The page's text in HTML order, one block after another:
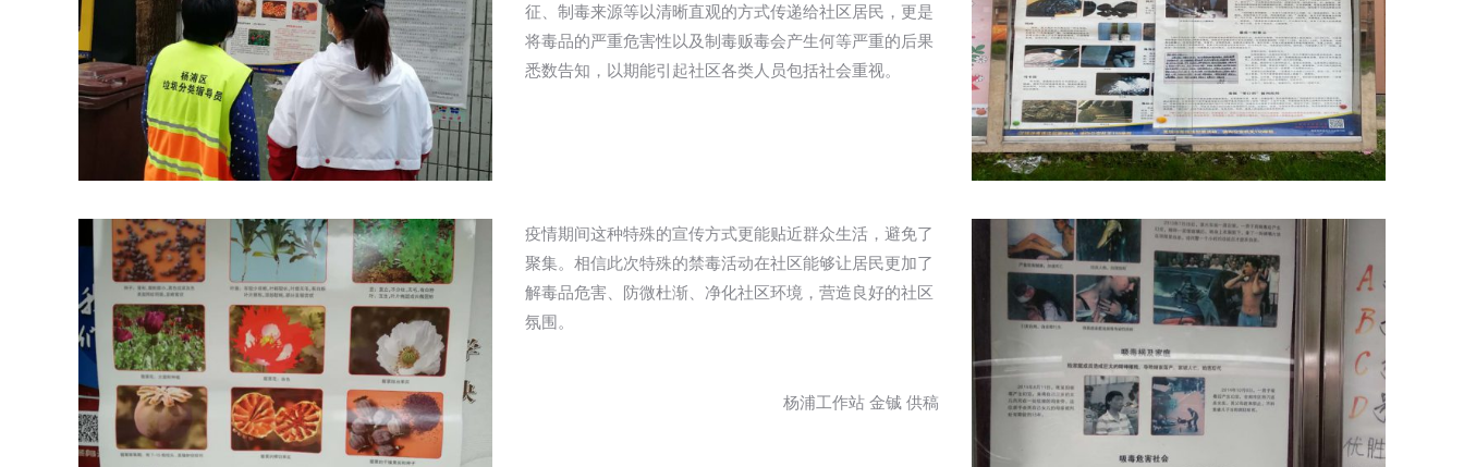
征、制毒来源等以清晰直观的方式传递给社区居民，更是
将毒品的严重危害性以及制毒贩毒会产生何等严重的后果
悉数告知，以期能引起社区各类人员包括社会重视。
疫情期间这种特殊的宣传方式更能贴近群众生活，避免了
聚集。相信此次特殊的禁毒活动在社区能够让居民更加了
解毒品危害、防微杜渐、净化社区环境，营造良好的社区
氛围。
杨浦工作站 金铖 供稿